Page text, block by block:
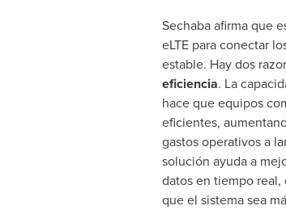
Sechaba afirma que
eLTE para conectar
estable. Hay dos
eficiencia. La
hace que equipos
eficientes,
gastos operativos a
solución ayuda a
datos en tiempo
que el sistema sea